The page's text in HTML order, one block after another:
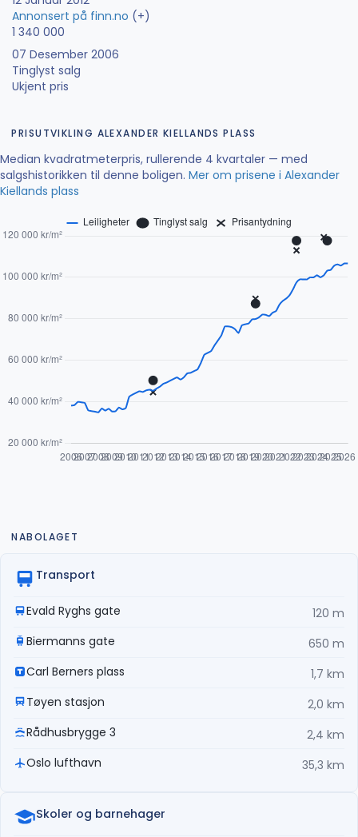
Annonsert på finn.no (+)
1 340 000
07 Desember 2006
Tinglyst salg
Ukjent pris
PRISUTVIKLING ALEXANDER KIELLANDS PLASS
Median kvadratmeterpris, rullerende 4 kvartaler — med
salgshistorikken til denne boligen. Mer om prisene i Alexander
Kiellands plass
NABOLAGET
Transport
Evald Ryghs gate
120 m
Biermanns gate
650 m
Carl Berners plass
1,7 km
Tøyen stasjon
2,0 km
Rådhusbrygge 3
2,4 km
Oslo lufthavn
35,3 km
Skoler og barnehager